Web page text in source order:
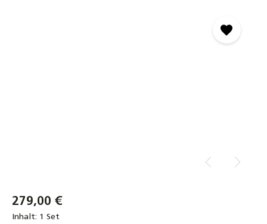
279,00 €
Inhalt: 1 Set